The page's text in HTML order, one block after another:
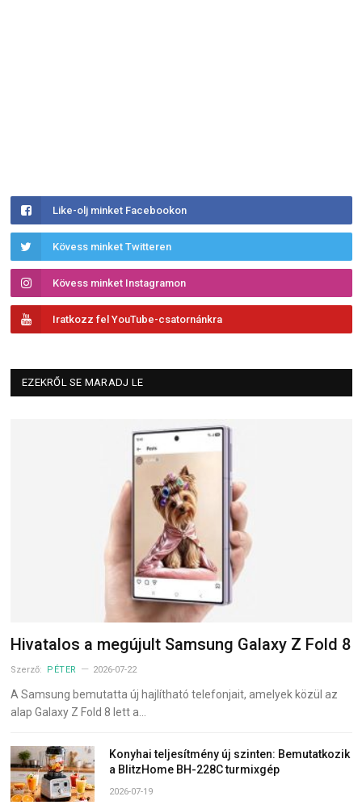
Like-olj minket Facebookon
Kövess minket Twitteren
Kövess minket Instagramon
Iratkozz fel YouTube-csatornánkra
EZEKRŐL SE MARADJ LE
Hivatalos a megújult Samsung Galaxy Z Fold 8
Szerző: PÉTER 2026-07-22
A Samsung bemutatta új hajlítható telefonjait, amelyek közül az
alap Galaxy Z Fold 8 lett a…
Konyhai teljesítmény új szinten: Bemutatkozik
a BlitzHome BH-228C turmixgép
2026-07-19